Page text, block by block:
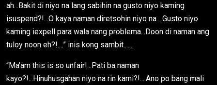
ah...Bakit di niyo na lang sabihin na gusto niyo kaming
isuspend?!...O kaya naman diretsohin niyo na....Gusto niyo
kaming iexpell para wala nang problema...Doon di naman ang
tuloy noon eh?!....” inis kong sambit.......
“Ma’am this is so unfair!...Pati ba naman
kayo?!...Hinuhusgahan niyo na rin kami?!....Ano po bang mali